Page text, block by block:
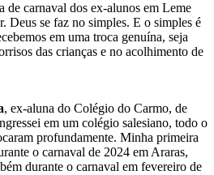
de carnaval dos ex-alunos em Leme
Deus se faz no simples. E o simples é
em uma troca genuína, seja
das crianças e no acolhimento de
, ex-aluna do Colégio do Carmo, de
em um colégio salesiano, todo o
profundamente. Minha primeira
o carnaval de 2024 em Araras,
durante o carnaval em fevereiro de